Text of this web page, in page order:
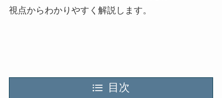
視点からわかりやすく解説します。
目次